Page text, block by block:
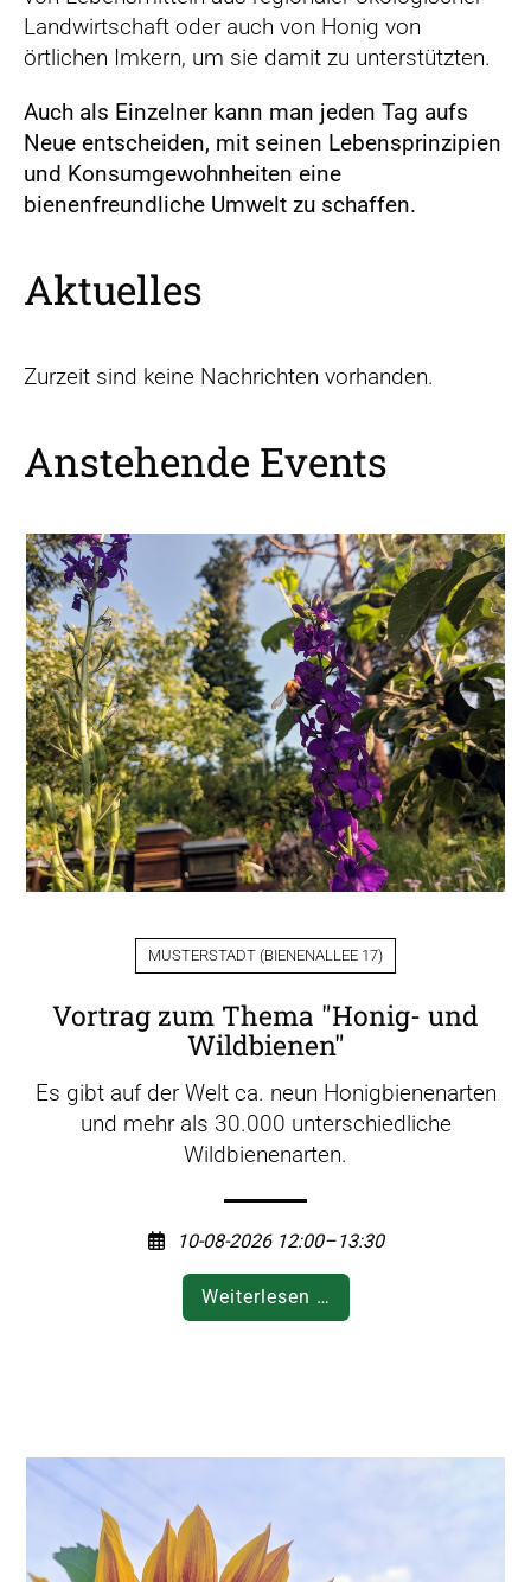
Landwirtschaft oder auch von Honig von
örtlichen Imkern, um sie damit zu unterstützten.
Auch als Einzelner kann man jeden Tag aufs
Neue entscheiden, mit seinen Lebensprinzipien
und Konsumgewohnheiten eine
bienenfreundliche Umwelt zu schaffen.
Aktuelles
Zurzeit sind keine Nachrichten vorhanden.
Anstehende Events
MUSTERSTADT (BIENENALLEE 17)
Vortrag zum Thema "Honig- und
Wildbienen"
Es gibt auf der Welt ca. neun Honigbienenarten
und mehr als 30.000 unterschiedliche
Wildbienenarten.
10-08-2026 12:00–13:30
Weiterlesen …
o